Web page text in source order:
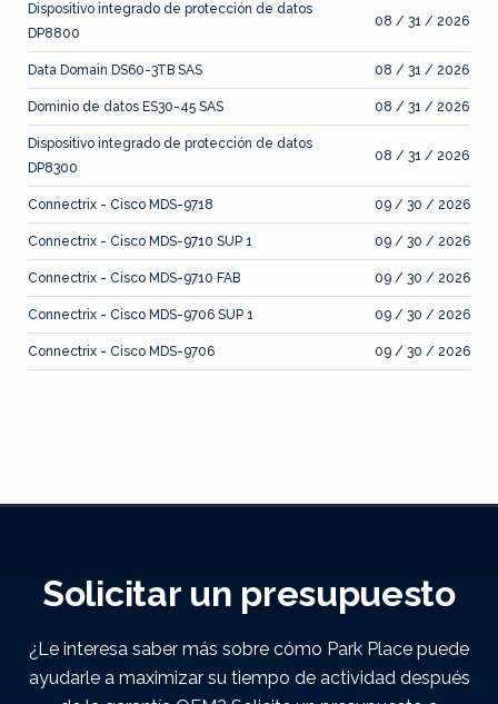
Dispositivo integrado de protección de datos
DP8800
08 / 31 / 2026
Data Domain DS60-3TB SAS 08 / 31 / 2026
Dominio de datos ES30-45 SAS 08 / 31 / 2026
Dispositivo integrado de protección de datos
DP8300
08 / 31 / 2026
Connectrix - Cisco MDS-9718 09 / 30 / 2026
Connectrix - Cisco MDS-9710 SUP 1 09 / 30 / 2026
Connectrix - Cisco MDS-9710 FAB 09 / 30 / 2026
Connectrix - Cisco MDS-9706 SUP 1 09 / 30 / 2026
Connectrix - Cisco MDS-9706 09 / 30 / 2026
Solicitar un presupuesto
¿Le interesa saber más sobre cómo Park Place puede
ayudarle a maximizar su tiempo de actividad después